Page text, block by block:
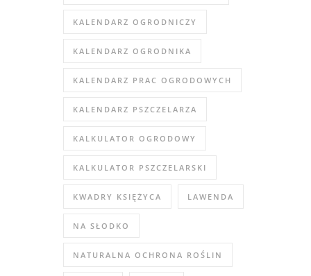
KALENDARZ OGRODNICZY
KALENDARZ OGRODNIKA
KALENDARZ PRAC OGRODOWYCH
KALENDARZ PSZCZELARZA
KALKULATOR OGRODOWY
KALKULATOR PSZCZELARSKI
KWADRY KSIĘŻYCA LAWENDA
NA SŁODKO
NATURALNA OCHRONA ROŚLIN